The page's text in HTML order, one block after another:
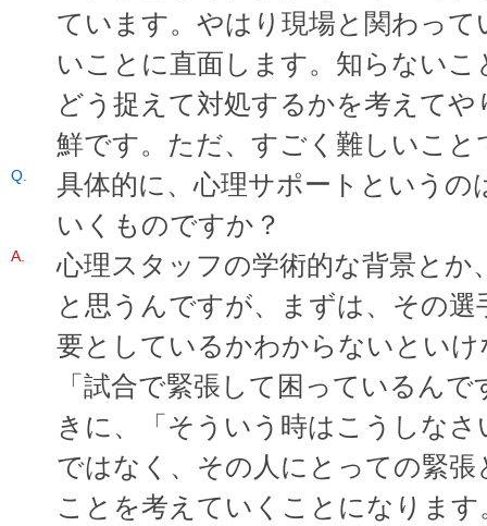
ています。やはり現場と関わっ
いことに直面します。知らない
どう捉えて対処するかを考えて
鮮です。ただ、すごく難しいこと
具体的に、心理サポートという
いくものですか？
心理スタッフの学術的な背景と
と思うんですが、まずは、その
要としているかわからないとい
「試合で緊張して困っているん
きに、「そういう時はこうしな
ではなく、その人にとっての緊
ことを考えていくことになりま